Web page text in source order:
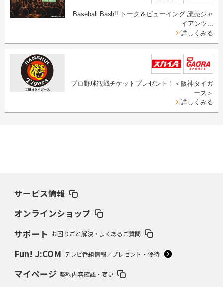
Baseball Bash!! トーク＆ビューイング 読売ジャ
イアンツ...
詳しくみる
プロ野球観戦チケットプレゼント！＜阪神タイガ
ース＞
詳しくみる
サービス情報
オンラインショップ
サポート お困りごと解決・よくあるご質問
Fun! J:COM テレビ番組情報／プレゼント・優待
マイページ 契約内容確認・変更